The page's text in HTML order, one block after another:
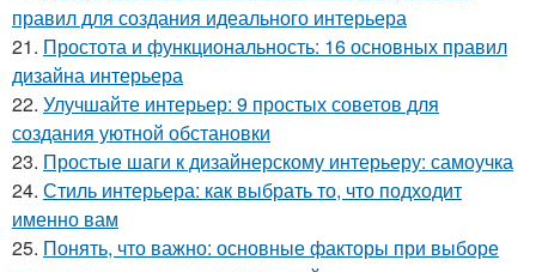
правил для создания идеального интерьера
21. Простота и функциональность: 16 основных правил
дизайна интерьера
22. Улучшайте интерьер: 9 простых советов для
создания уютной обстановки
23. Простые шаги к дизайнерскому интерьеру: самоучка
24. Стиль интерьера: как выбрать то, что подходит
именно вам
25. Понять, что важно: основные факторы при выборе